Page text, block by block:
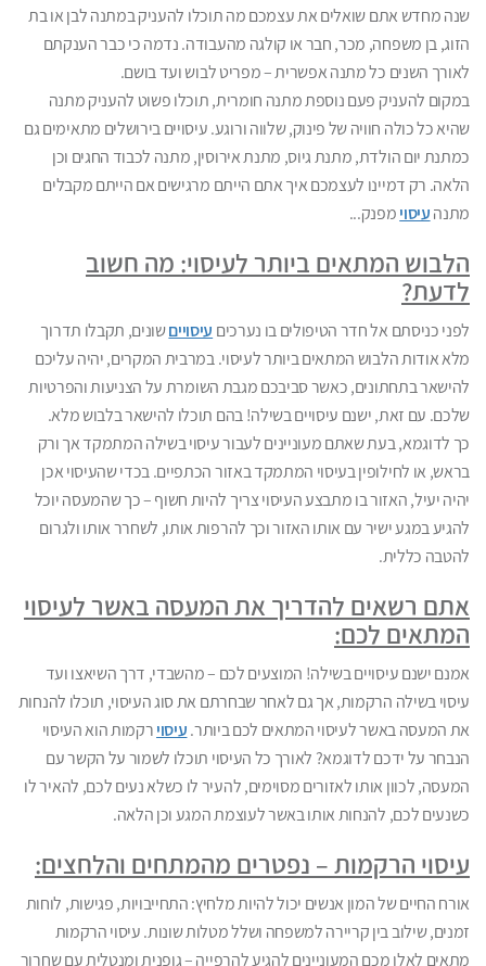
שנה מחדש אתם שואלים את עצמכם מה תוכלו להעניק במתנה לבן או בת
הזוג, בן משפחה, מכר, חבר או קולגה מהעבודה. נדמה כי כבר הענקתם
לאורך השנים כל מתנה אפשרית – מפריט לבוש ועד בושם.
במקום להעניק פעם נוספת מתנה חומרית, תוכלו פשוט להעניק מתנה
שהיא כל כולה חוויה של פינוק, שלווה ורוגע. עיסויים בירושלים מתאימים גם
כמתנת יום הולדת, מתנת גיוס, מתנת אירוסין, מתנה לכבוד החגים וכן
הלאה. רק דמיינו לעצמכם איך אתם הייתם מרגישים אם הייתם מקבלים
מתנה עיסוי מפנק...
הלבוש המתאים ביותר לעיסוי: מה חשוב
לדעת?
לפני כניסתם אל חדר הטיפולים בו נערכים עיסוייםשונים, תקבלו תדרוך
מלא אודות הלבוש המתאים ביותר לעיסוי. במרבית המקרים, יהיה עליכם
להישאר בתחתונים, כאשר סביבכם מגבת השומרת על הצניעות והפרטיות
שלכם. עם זאת, ישנם עיסויים בשילה! בהם תוכלו להישאר בלבוש מלא.
כך לדוגמא, בעת שאתם מעוניינים לעבור עיסוי בשילה המתמקד אך ורק
בראש, או לחילופין בעיסוי המתמקד באזור הכתפיים. בכדי שהעיסוי אכן
יהיה יעיל, האזור בו מתבצע העיסוי צריך להיות חשוף – כך שהמעסה יוכל
להגיע במגע ישיר עם אותו האזור וכך להרפות אותו, לשחרר אותו ולגרום
להטבה כללית.
אתם רשאים להדריך את המעסה באשר לעיסוי
המתאים לכם:
אמנם ישנם עיסויים בשילה! המוצעים לכם – מהשבדי, דרך השיאצו ועד
עיסוי בשילה הרקמות, אך גם לאחר שבחרתם את סוג העיסוי, תוכלו להנחות
את המעסה באשר לעיסוי המתאים לכם ביותר. עיסוי רקמות הוא העיסוי
הנבחר על ידכם לדוגמא? לאורך כל העיסוי תוכלו לשמור על הקשר עם
המעסה, לכוון אותו לאזורים מסוימים, להעיר לו כשלא נעים לכם, להאיר לו
כשנעים לכם, להנחות אותו באשר לעוצמת המגע וכן הלאה.
עיסוי הרקמות – נפטרים מהמתחים והלחצים:
אורח החיים של המון אנשים יכול להיות מלחיץ: התחייבויות, פגישות, לוחות
זמנים, שילוב בין קריירה למשפחה ושלל מטלות שונות. עיסוי הרקמות
מתאים לאלו מכם המעוניינים להגיע להרפייה – גופנית ומנטלית עם שחרור